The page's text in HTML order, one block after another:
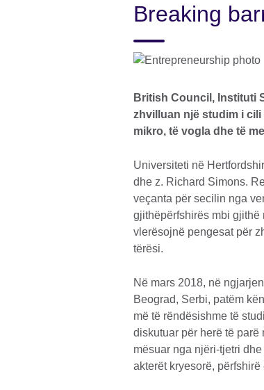
Breaking
British Council, Instituti
zhvilluan një studim i
mikro, të vogla dhe të
Universiteti në
dhe z. Richard Simons.
veçanta për secilin nga
gjithëpërfshirës mbi
vlerësojnë pengesat për
tërësi.
Në mars 2018, në
Beograd, Serbi, patëm
më të rëndësishme të
diskutuar për herë të parë
mësuar nga njëri-tjetri
akterët kryesorë,